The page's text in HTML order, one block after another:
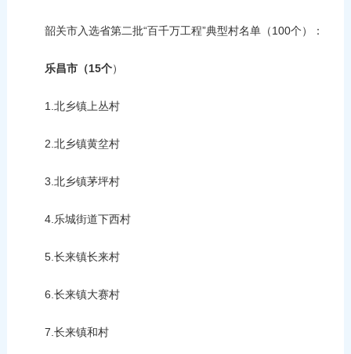
韶关市入选省第二批“百千万工程”典型村名单（100个）：
乐昌市（15个）
1.北乡镇上丛村
2.北乡镇黄坌村
3.北乡镇茅坪村
4.乐城街道下西村
5.长来镇长来村
6.长来镇大赛村
7.长来镇和村